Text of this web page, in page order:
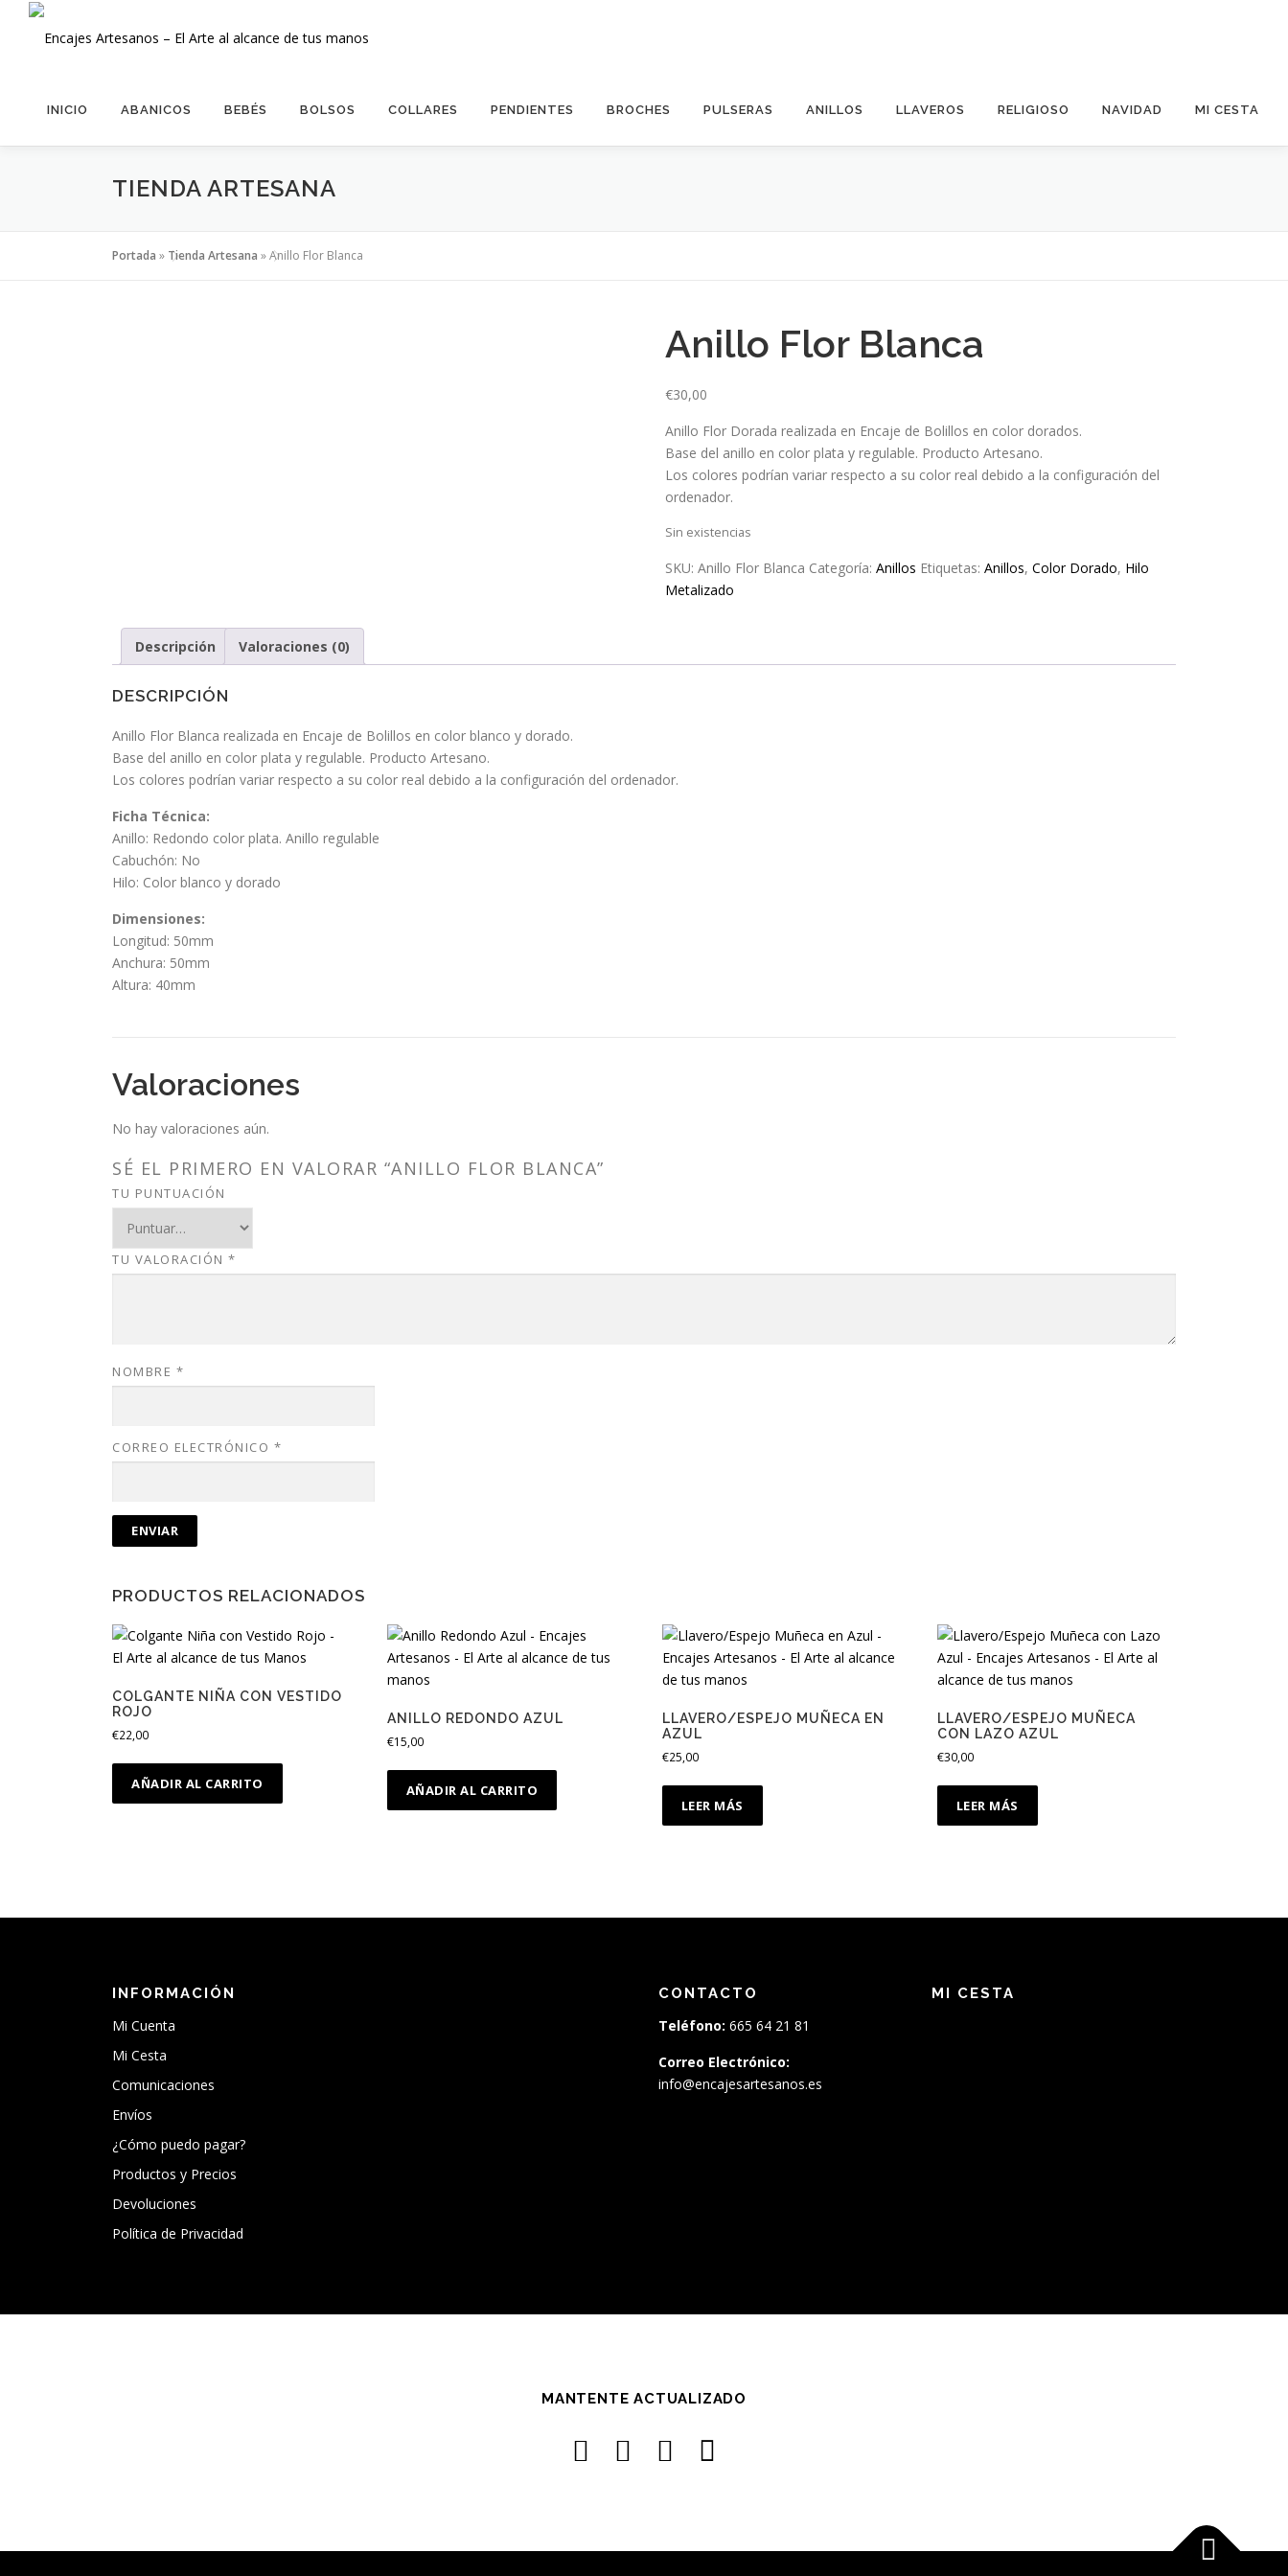
Saltar
INICIO ABANICOS BEBÉS BOLSOS COLLARES PENDIENTES BROCHES PULSERAS ANILLOS LLAVEROS RELIGIOSO NAVIDAD MI CESTA
TIENDA ARTESANA
Portada » Tienda Artesana »Anillo Flor Blanca
Anillo Flor Blanca
€30,00
Anillo Flor Dorada realizada en Encaje de Bolillos en color dorados.
Base del anillo en color plata y regulable. Producto Artesano.
Los colores podrían variar respecto a su color real debido a la configuración del
ordenador.
Sin existencias
SKU:Anillo Flor Blanca Categoría:Anillos Etiquetas:Anillos,Color Dorado, Hilo
Metalizado
Descripción Valoraciones (0)
DESCRIPCIÓN
Anillo Flor Blanca realizada en Encaje de Bolillos en color blanco y dorado.
Base del anillo en color plata y regulable. Producto Artesano.
Los colores podrían variar respecto a su color real debido a la configuración del ordenador.
Ficha Técnica:
Anillo: Redondo color plata. Anillo regulable
Cabuchón: No
Hilo: Color blanco y dorado
Dimensiones:
Longitud: 50mm
Anchura: 50mm
Altura: 40mm
Valoraciones
No hay valoraciones aún.
SÉ EL PRIMERO EN VALORAR “ANILLO FLOR BLANCA”
TU PUNTUACIÓN
TU VALORACIÓN *
NOMBRE *
CORREO ELECTRÓNICO *
PRODUCTOS RELACIONADOS
COLGANTE NIÑA CON VESTIDO
ROJO
€22,00
AÑADIR AL CARRITO
ANILLO REDONDO AZUL
€15,00
AÑADIR AL CARRITO
LLAVERO/ESPEJO MUÑECA EN
AZUL
€25,00
LEER MÁS
LLAVERO/ESPEJO MUÑECA
CON LAZO AZUL
€30,00
LEER MÁS
INFORMACIÓN
Mi Cuenta
Mi Cesta
Comunicaciones
Envíos
¿Cómo puedo pagar?
Productos y Precios
Devoluciones
Política de Privacidad
CONTACTO
Teléfono: 665 64 21 81
Correo Electrónico:
info@encajesartesanos.es
MI CESTA
MANTENTE ACTUALIZADO